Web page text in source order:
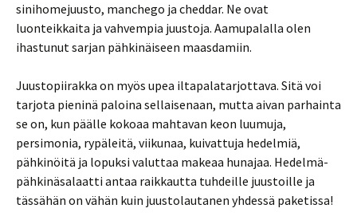
sinihomejuusto, manchego ja cheddar. Ne ovat
luonteikkaita ja vahvempia juustoja. Aamupalalla olen
ihastunut sarjan pähkinäiseen maasdamiin.
Juustopiirakka on myös upea iltapalatarjottava. Sitä voi
tarjota pieninä paloina sellaisenaan, mutta aivan parhainta
se on, kun päälle kokoaa mahtavan keon luumuja,
persimonia, rypäleitä, viikunaa, kuivattuja hedelmiä,
pähkinöitä ja lopuksi valuttaa makeaa hunajaa. Hedelmä-
pähkinäsalaatti antaa raikkautta tuhdeille juustoille ja
tässähän on vähän kuin juustolautanen yhdessä paketissa!